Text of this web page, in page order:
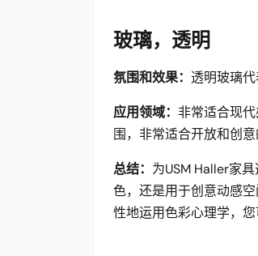
玻璃，透明
氛围和效果： 透明玻璃
应用领域： 非常适合现
围，非常适合开放和创意
总结： 为USM Haller家
色，还是用于创意动感
性地运用色彩心理学，您